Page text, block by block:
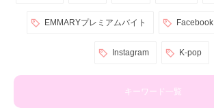
EMMARYプレミアムバイト Facebook
Instagram K-pop
キーワード一覧